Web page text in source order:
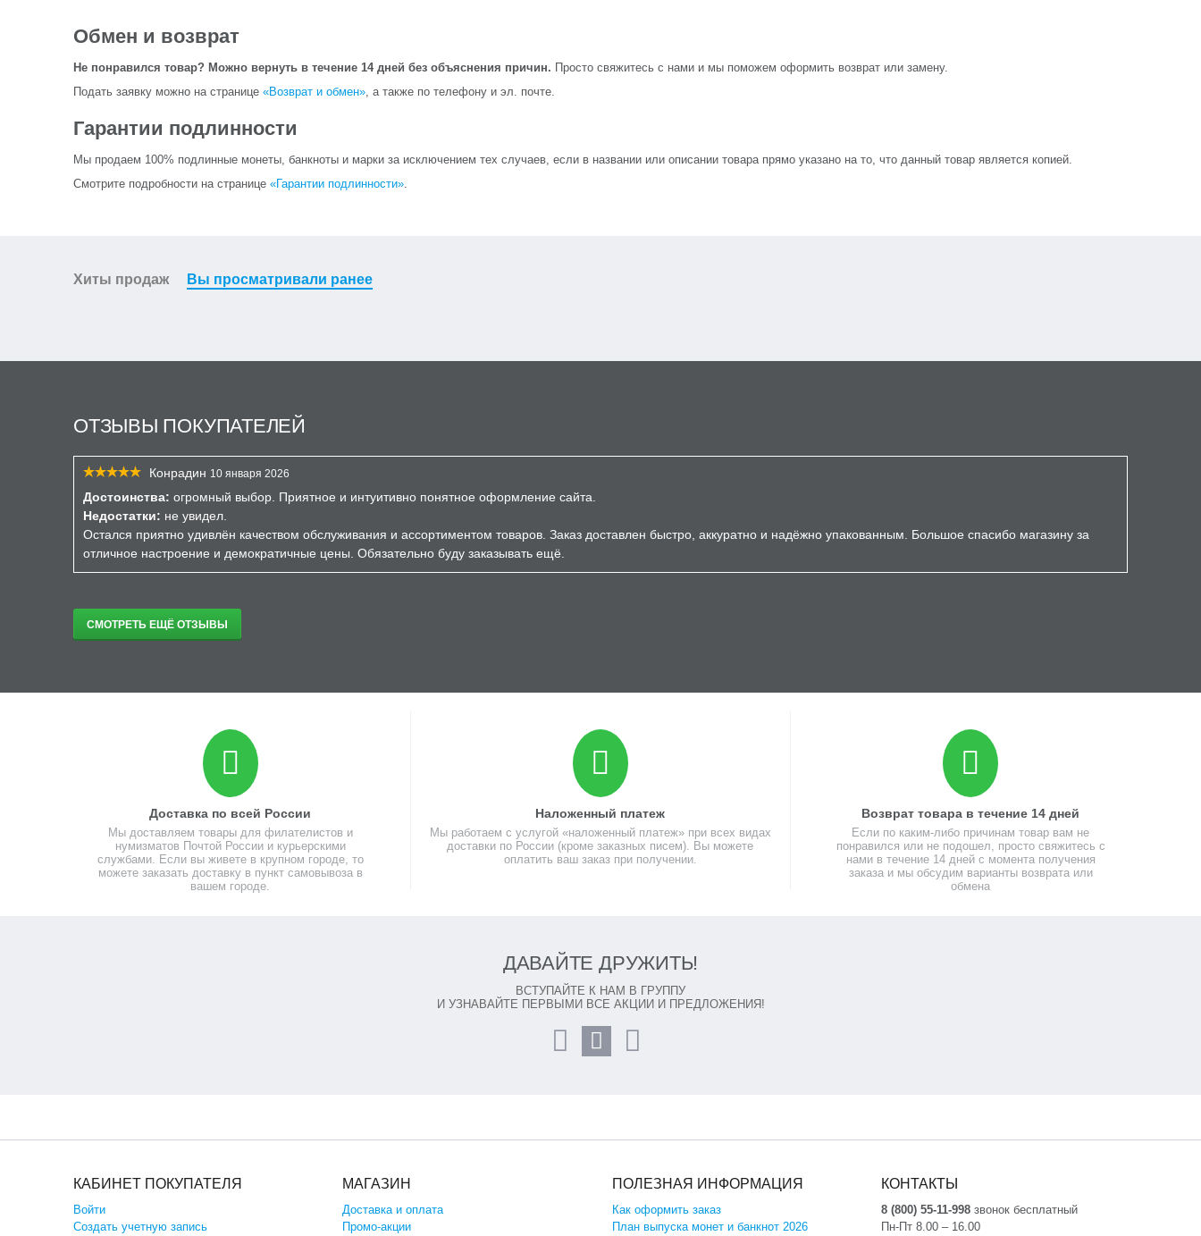
Обмен и возврат
Не понравился товар? Можно вернуть в течение 14 дней без объяснения причин. Просто свяжитесь с нами и мы поможем оформить возврат или замену.
Подать заявку можно на странице «Возврат и обмен», а также по телефону и эл. почте.
Гарантии подлинности
Мы продаем 100% подлинные монеты, банкноты и марки за исключением тех случаев, если в названии или описании товара прямо указано на то, что данный товар является копией.
Смотрите подробности на странице «Гарантии подлинности».
Хиты продаж Вы просматривали ранее
ОТЗЫВЫ ПОКУПАТЕЛЕЙ
Конрадин 10 января 2026
Достоинства: огромный выбор. Приятное и интуитивно понятное оформление сайта.
Недостатки: не увидел.
Остался приятно удивлён качеством обслуживания и ассортиментом товаров. Заказ доставлен быстро, аккуратно и надёжно упакованным. Большое спасибо магазину за
отличное настроение и демократичные цены. Обязательно буду заказывать ещё.
СМОТРЕТЬ ЕЩЁ ОТЗЫВЫ
Доставка по всей России
Мы доставляем товары для филателистов и
нумизматов Почтой России и курьерскими
службами. Если вы живете в крупном городе, то
можете заказать доставку в пункт самовывоза в
вашем городе.
Наложенный платеж
Мы работаем с услугой «наложенный платеж» при всех видах
доставки по России (кроме заказных писем). Вы можете
оплатить ваш заказ при получении.
Возврат товара в течение 14 дней
Если по каким-либо причинам товар вам не
понравился или не подошел, просто свяжитесь с
нами в течение 14 дней с момента получения
заказа и мы обсудим варианты возврата или
обмена
ДАВАЙТЕ ДРУЖИТЬ!
ВСТУПАЙТЕ К НАМ В ГРУППУ
И УЗНАВАЙТЕ ПЕРВЫМИ ВСЕ АКЦИИ И ПРЕДЛОЖЕНИЯ!
КАБИНЕТ ПОКУПАТЕЛЯ
Войти
Создать учетную запись
МАГАЗИН
Доставка и оплата
Промо-акции
ПОЛЕЗНАЯ ИНФОРМАЦИЯ
Как оформить заказ
План выпуска монет и банкнот 2026
КОНТАКТЫ
8 (800) 55-11-998звонок бесплатный
Пн-Пт 8.00 – 16.00